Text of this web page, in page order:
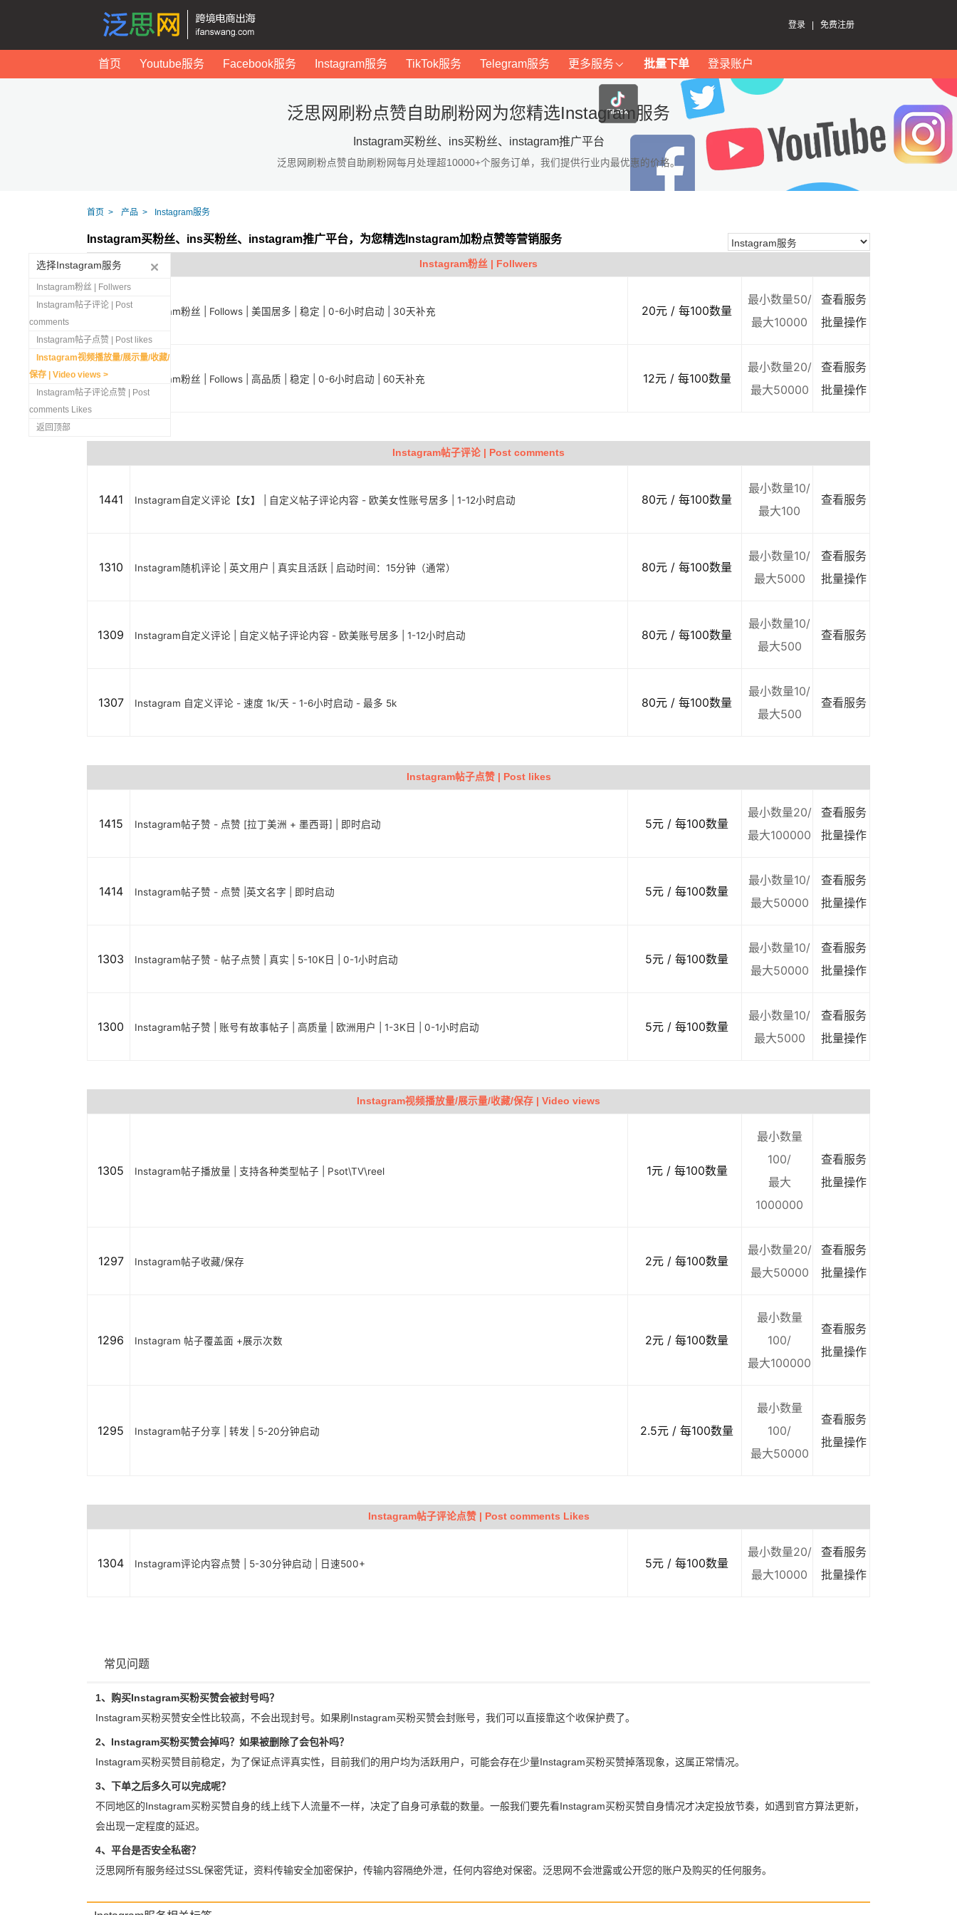
登录 免费注册
首页 Youtube服务 Facebook服务 Instagram服务 TikTok服务 Telegram服务 更多服务 批量下单 登录账户
泛思网刷粉点赞自助刷粉网为您精选Instagram服务
Instagram买粉丝、ins买粉丝、instagram推广平台
泛思网刷粉点赞自助刷粉网每月处理超10000+个服务订单，我们提供行业内最优惠的价格。
首页 产品 Instagram服务
Instagram买粉丝、ins买粉丝、instagram推广平台，为您精选Instagram加粉点赞等营销服务
Instagram粉丝 | Follwers
1444 Instagram粉丝 | Follows | 美国居多 | 稳定 | 0-6小时启动 | 30天补充 20元 / 每100数量
最小数量50/
最大10000
查看服务
批量操作
1298 Instagram粉丝 | Follows | 高品质 | 稳定 | 0-6小时启动 | 60天补充 12元 / 每100数量
最小数量20/
最大50000
查看服务
批量操作
Instagram帖子评论 | Post comments
1441 Instagram自定义评论【女】 | 自定义帖子评论内容 - 欧美女性账号居多 | 1-12小时启动 80元 / 每100数量
最小数量10/
最大100
查看服务
1310 Instagram随机评论 | 英文用户 | 真实且活跃 | 启动时间：15分钟（通常） 80元 / 每100数量
最小数量10/
最大5000
查看服务
批量操作
1309 Instagram自定义评论 | 自定义帖子评论内容 - 欧美账号居多 | 1-12小时启动 80元 / 每100数量
最小数量10/
最大500
查看服务
1307 Instagram 自定义评论 - 速度 1k/天 - 1-6小时启动 - 最多 5k 80元 / 每100数量
最小数量10/
最大500
查看服务
Instagram帖子点赞 | Post likes
1415 Instagram帖子赞 - 点赞 [拉丁美洲 + 墨西哥] | 即时启动 5元 / 每100数量
最小数量20/
最大100000
查看服务
批量操作
1414 Instagram帖子赞 - 点赞 |英文名字 | 即时启动 5元 / 每100数量
最小数量10/
最大50000
查看服务
批量操作
1303 Instagram帖子赞 - 帖子点赞 | 真实 | 5-10K日 | 0-1小时启动 5元 / 每100数量
最小数量10/
最大50000
查看服务
批量操作
1300 Instagram帖子赞 | 账号有故事帖子 | 高质量 | 欧洲用户 | 1-3K日 | 0-1小时启动 5元 / 每100数量
最小数量10/
最大5000
查看服务
批量操作
Instagram视频播放量/展示量/收藏/保存 | Video views
1305 Instagram帖子播放量 | 支持各种类型帖子 | Psot\TV\reel 1元 / 每100数量
最小数量
100/
最大
1000000
查看服务
批量操作
1297 Instagram帖子收藏/保存 2元 / 每100数量
最小数量20/
最大50000
查看服务
批量操作
1296 Instagram 帖子覆盖面 +展示次数 2元 / 每100数量
最小数量
100/
最大100000
查看服务
批量操作
1295 Instagram帖子分享 | 转发 | 5-20分钟启动 2.5元 / 每100数量
最小数量
100/
最大50000
查看服务
批量操作
Instagram帖子评论点赞 | Post comments Likes
1304 Instagram评论内容点赞 | 5-30分钟启动 | 日速500+ 5元 / 每100数量
最小数量20/
最大10000
查看服务
批量操作
常见问题
1、购买Instagram买粉买赞会被封号吗？
Instagram买粉买赞安全性比较高，不会出现封号。如果刷Instagram买粉买赞会封账号，我们可以直接靠这个收保护费了。
2、Instagram买粉买赞会掉吗？如果被删除了会包补吗？
Instagram买粉买赞目前稳定，为了保证点评真实性，目前我们的用户均为活跃用户，可能会存在少量Instagram买粉买赞掉落现象，这属正常情况。
3、下单之后多久可以完成呢？
不同地区的Instagram买粉买赞自身的线上线下人流量不一样，决定了自身可承载的数量。一般我们要先看Instagram买粉买赞自身情况才决定投放节奏，如遇到官方算法更新，
会出现一定程度的延迟。
4、平台是否安全私密？
泛思网所有服务经过SSL保密凭证，资料传输安全加密保护，传输内容隔绝外泄，任何内容绝对保密。泛思网不会泄露或公开您的账户及购买的任何服务。
选择Instagram服务
Instagram粉丝 | Follwers
Instagram帖子评论 | Post
comments
Instagram帖子点赞 | Post likes
Instagram视频播放量/展示量/收藏/
保存 | Video views
Instagram帖子评论点赞 | Post
comments Likes
返回顶部